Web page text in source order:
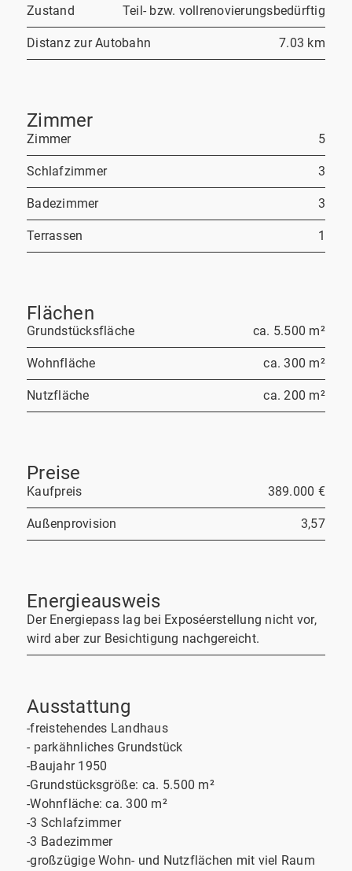
Zustand Teil- bzw. vollrenovierungsbedürftig
Distanz zur Autobahn 7.03 km
Zimmer
Zimmer 5
Schlafzimmer 3
Badezimmer 3
Terrassen 1
Flächen
Grundstücksfläche ca. 5.500 m²
Wohnfläche ca. 300 m²
Nutzfläche ca. 200 m²
Preise
Kaufpreis 389.000 €
Außenprovision 3,57
Energieausweis
Der Energiepass lag bei Exposéerstellung nicht vor,
wird aber zur Besichtigung nachgereicht.
Ausstattung
-freistehendes Landhaus
- parkähnliches Grundstück
-Baujahr 1950
-Grundstücksgröße: ca. 5.500 m²
-Wohnfläche: ca. 300 m²
-3 Schlafzimmer
-3 Badezimmer
-großzügige Wohn- und Nutzflächen mit viel Raum